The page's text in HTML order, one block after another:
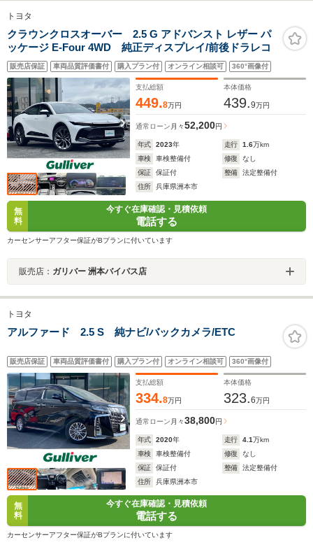
トヨタ
クラウンクロスオーバー 2.5 G アドバンスト レザー パ
ッケージ E-Four 4WD 純正ディスプレイ/前後ドラレコ
販売店保証 車両品質評価書付 購入プラン付 オンライン相談可 360°画像付
支払総額
449.8万円
本体価格
439.9万円
通常ローン 月々52,200円
年式 2023年 走行 1.6万km
車検
車検整備付 修復
なし
保証
保証付 整備
法定整備付
住所
兵庫県洲本市
無
料
今すぐ在庫確認・見積依頼
電話する
カーセンサーアフター保証がBプランに付いています
販売店： ガリバー 洲本バイパス店
トヨタ
アルファード 2.5 S 純ナビ/バックカメラ/ETC
販売店保証 車両品質評価書付 購入プラン付 オンライン相談可 360°画像付
支払総額
334.8万円
本体価格
323.6万円
通常ローン 月々38,800円
年式 2020年 走行 4.1万km
車検
車検整備付 修復
なし
保証
保証付 整備
法定整備付
住所
兵庫県洲本市
無
料
今すぐ在庫確認・見積依頼
電話する
カーセンサーアフター保証がBプランに付いています